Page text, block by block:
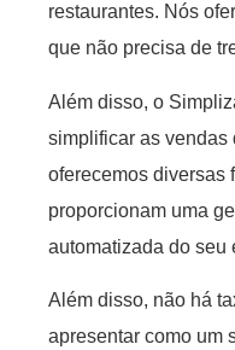
restaurantes. Nós
que não precisa de
Além disso, o
simplificar as vendas
oferecemos diversas
proporcionam uma
automatizada do seu
Além disso, não há
apresentar como um